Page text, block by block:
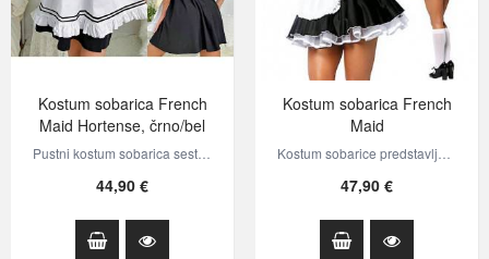
Kostum sobarica French
Maid Hortense, črno/bel
44,90 €
Kostum sobarica French
Maid
47,90 €